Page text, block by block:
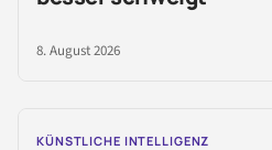
8. August 2026
KÜNSTLICHE INTELLIGENZ